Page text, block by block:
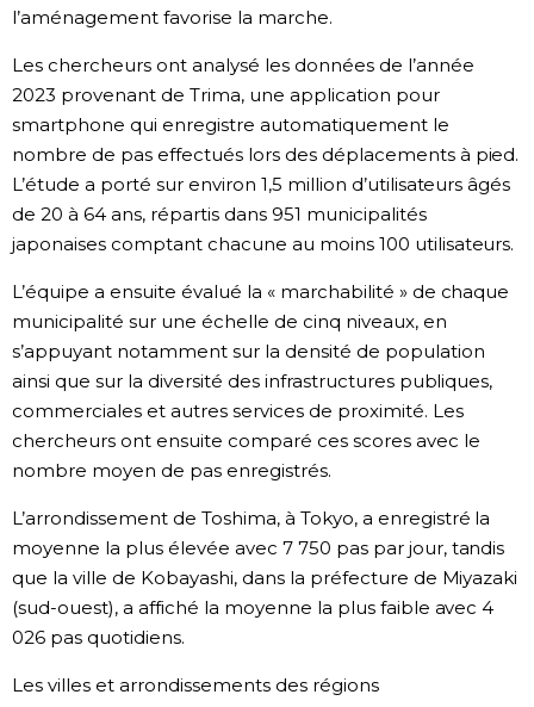
Données
Séries
Personnages
Chroniques
Images
Vidéos
Tokyo
l’aménagement favorise la marche.
Les chercheurs ont analysé les données de l’année
2023 provenant de Trima, une application pour
smartphone qui enregistre automatiquement le
nombre de pas effectués lors des déplacements à pied.
L’étude a porté sur environ 1,5 million d’utilisateurs âgés
de 20 à 64 ans, répartis dans 951 municipalités
japonaises comptant chacune au moins 100 utilisateurs.
L’équipe a ensuite évalué la « marchabilité » de chaque
municipalité sur une échelle de cinq niveaux, en
s’appuyant notamment sur la densité de population
ainsi que sur la diversité des infrastructures publiques,
commerciales et autres services de proximité. Les
chercheurs ont ensuite comparé ces scores avec le
nombre moyen de pas enregistrés.
L’arrondissement de Toshima, à Tokyo, a enregistré la
moyenne la plus élevée avec 7 750 pas par jour, tandis
que la ville de Kobayashi, dans la préfecture de Miyazaki
(sud-ouest), a affiché la moyenne la plus faible avec 4
026 pas quotidiens.
Les villes et arrondissements des régions